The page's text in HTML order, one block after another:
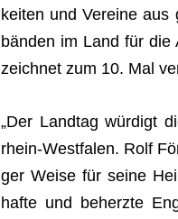
kei­ten und Ver­eine
bän­den im Land für die
zeich­net zum 10. Mal
„Der Land­tag wür­digt
rhein-West­fa­len. Rolf
ger Weise für seine
hafte und beherzte